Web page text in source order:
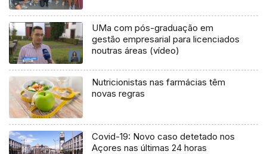
UMa com pós-graduação em
gestão empresarial para licenciados
noutras áreas (vídeo)
Nutricionistas nas farmácias têm
novas regras
Covid-19: Novo caso detetado nos
Açores nas últimas 24 horas